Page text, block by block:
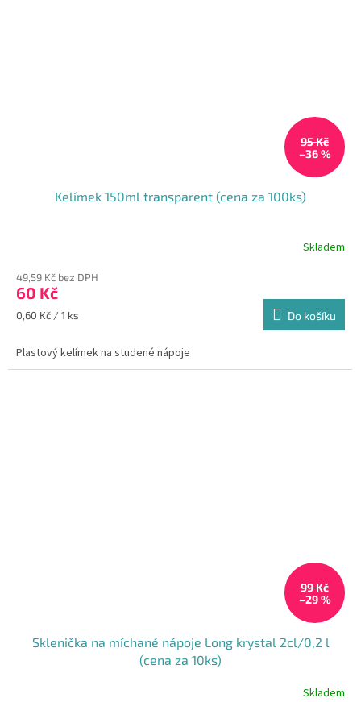
95 Kč
–36 %
Kelímek 150ml transparent (cena za 100ks)
produktu
je
5,0
hvězdiček.
Skladem
49,59 Kč bez DPH
60 Kč
Měrná
0,60 Kč / 1 ks Do košíku
Plastový kelímek na studené nápoje
99 Kč
–29 %
Sklenička na míchané nápoje Long krystal 2cl/0,2 l
(cena za 10ks)
Skladem